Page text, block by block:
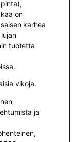
on
karhea
tuotetta
vikoja.
ja